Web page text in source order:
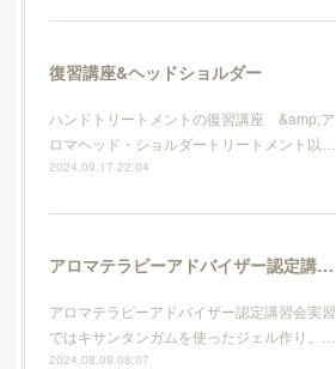
復習講座&ヘッドショルダー
ハンドトリートメントの復習講座 &amp;ア
ロマヘッド・ショルダートリートメント以…
2024.09.17 22:04
アロマテラピーアドバイザー認定講習会
アロマテラピーアドバイザー認定講習会実習
ではキサンタンガムを使ったジェル作り。…
2024.08.09 08:07